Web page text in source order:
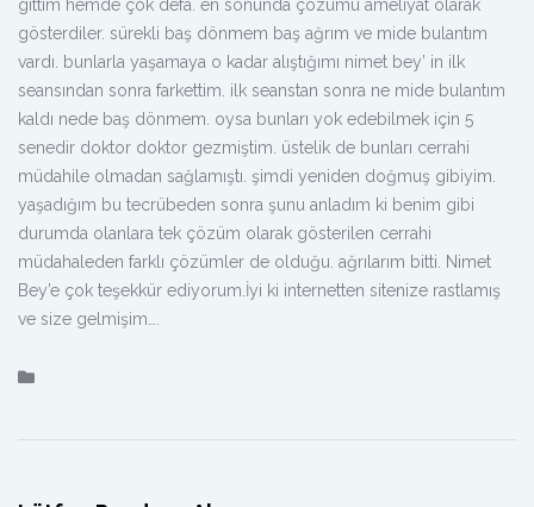
gittim hemde çok defa. en sonunda çözümü ameliyat olarak
gösterdiler. sürekli baş dönmem baş ağrım ve mide bulantım
vardı. bunlarla yaşamaya o kadar alıştığımı nimet bey’ in ilk
seansından sonra farkettim. ilk seanstan sonra ne mide bulantım
kaldı nede baş dönmem. oysa bunları yok edebilmek için 5
senedir doktor doktor gezmiştim. üstelik de bunları cerrahi
müdahile olmadan sağlamıştı. şimdi yeniden doğmuş gibiyim.
yaşadığım bu tecrübeden sonra şunu anladım ki benim gibi
durumda olanlara tek çözüm olarak gösterilen cerrahi
müdahaleden farklı çözümler de olduğu. ağrılarım bitti. Nimet
Bey’e çok teşekkür ediyorum.İyi ki internetten sitenize rastlamış
ve size gelmişim….